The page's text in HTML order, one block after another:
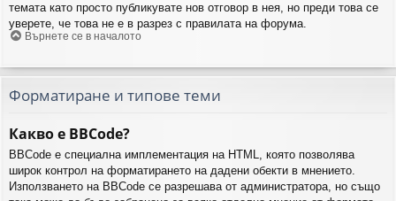
темата като просто публикувате нов отговор в нея, но преди това се
уверете, че това не е в разрез с правилата на форума.
Върнете се в началото
Форматиране и типове теми
Какво е BBCode?
BBCode е специална имплементация на HTML, която позволява
широк контрол на форматирането на дадени обекти в мнението.
Използването на BBCode се разрешава от администратора, но също